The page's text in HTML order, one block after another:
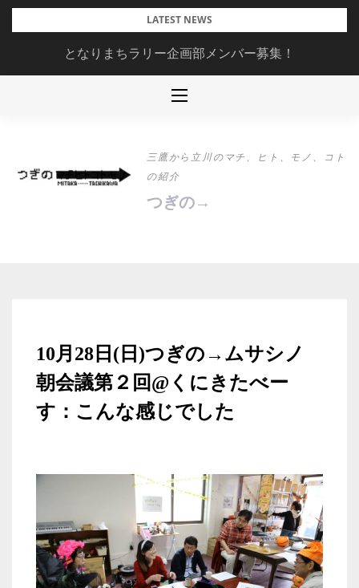
Skip
LATEST NEWS
となりまちラリー企画部メンバー募集！
三鷹から立川のマチ、ヒト、モノ、コト
の紹介
つぎの→
10月28日(日)つぎの→ムサシノ
朝会議第２回@くにきたべー
す：こんな感じでした